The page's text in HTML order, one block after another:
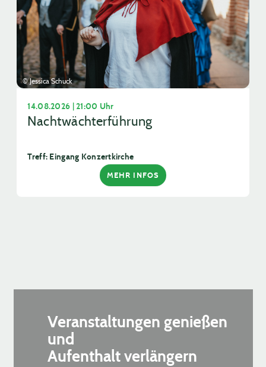
© Jessica Schuck
14.08.2026 | 21:00 Uhr
Nachtwächterführung
Treff: Eingang Konzertkirche
MEHR INFOS
Veranstaltungen genießen
und
Aufenthalt verlängern